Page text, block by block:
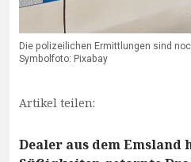
Die polizeilichen Ermittlungen sind
Symbolfoto: Pixabay
Artikel teilen:
Dealer aus dem Emsland